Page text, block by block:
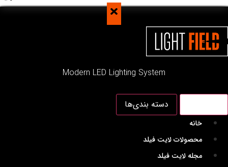
Modern LED Lighting System
دسته بندی‌ها
خانه
محصولات لایت فیلد
مجله لایت فیلد